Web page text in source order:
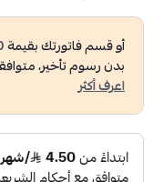
أو قسم فاتورتك بقيمة
بدون رسوم تأخير،
اعرف أكثر